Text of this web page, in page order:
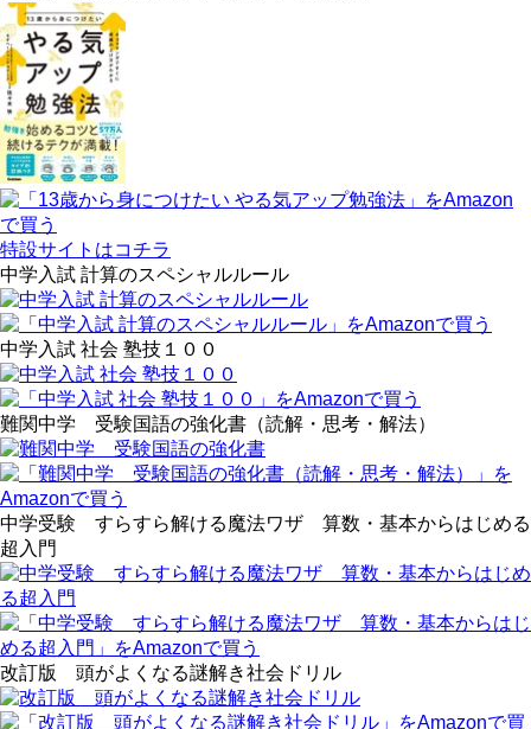
特設サイトはコチラ
中学入試 計算のスペシャルルール
中学入試 社会 塾技１００
難関中学 受験国語の強化書（読解・思考・解法）
中学受験 すらすら解ける魔法ワザ 算数・基本からはじめる
超入門
改訂版 頭がよくなる謎解き社会ドリル